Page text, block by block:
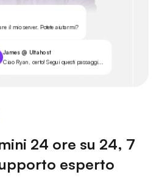
il mio server. Potete aiutarmi?
James @ Ultahost
Ciao Ryan, certo! Segui questi passaggi...
24 ore su 24, 7
esperto